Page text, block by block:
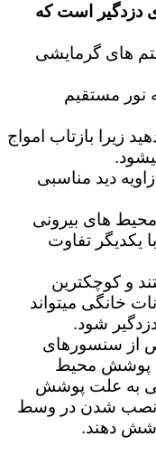
دزدگیر است که
های گرمایشی
نور مستقیم
زیرا بازتاب امواج
دید مناسبی
های بیرونی
یکدیگر تفاوت
و کوچکترین
خانگی میتواند
شود.
از سنسورهای
برای پوشش محیط
به علت پوشش
با نصب شدن در وسط
دهند.